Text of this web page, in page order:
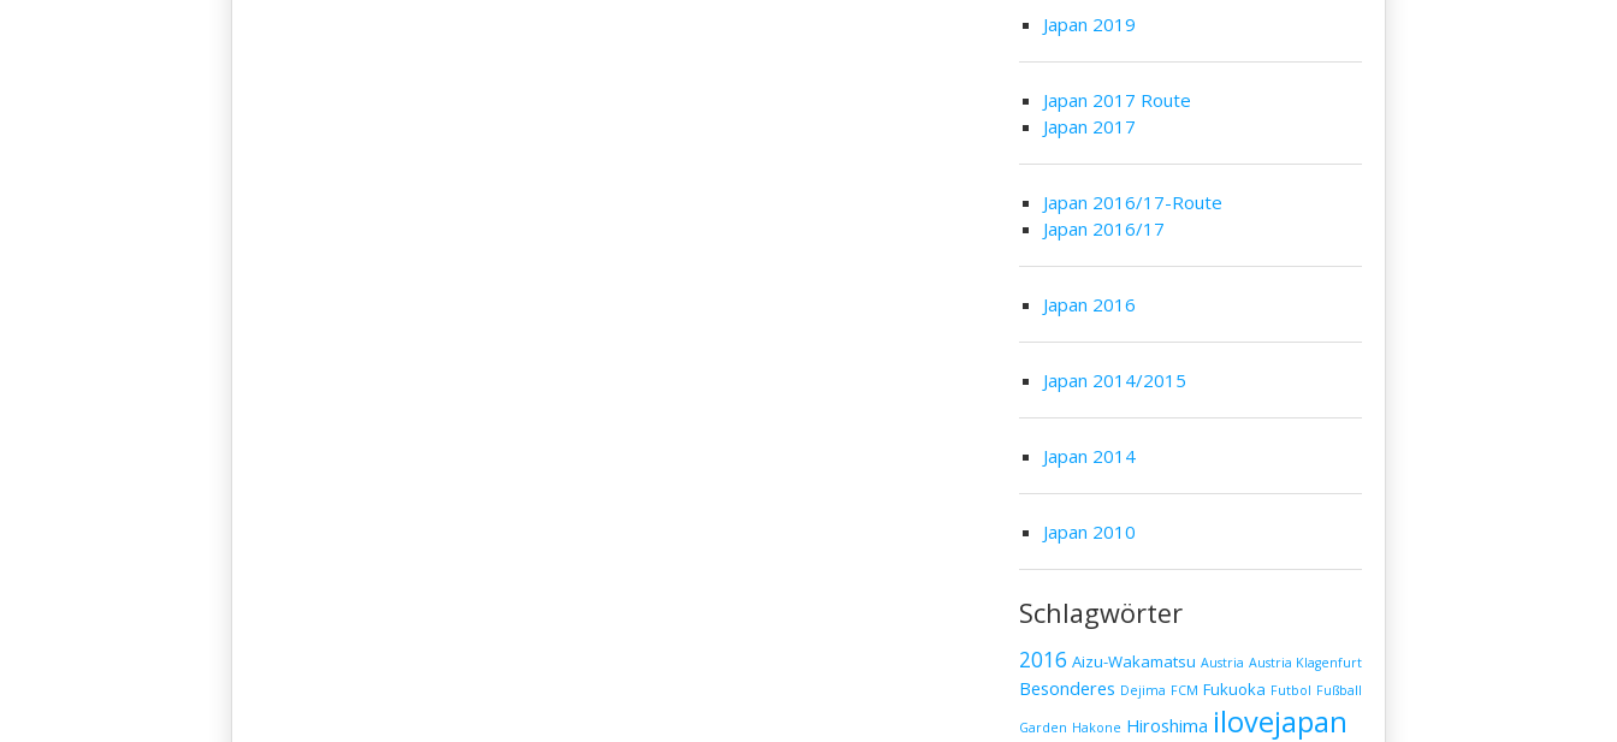
WehmutJapan 2019
Japan 2017 Route
Japan 2017
Japan 2016/17-Route
Japan 2016/17
Japan 2016
Japan 2014/2015
Japan 2014
Japan 2010
Schlagwörter
2016 Aizu-Wakamatsu Austria Austria Klagenfurt
Besonderes Dejima FCM Fukuoka Futbol Fußball
Garden Hakone Hiroshima ilovejapan